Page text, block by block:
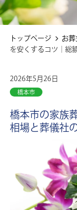
仏具を
資料
お別
資料
一日
通夜を
供養を
資料
家族
ご家族
トップページ お葬
を安くするコツ｜総
2026年5月26日
橋本市
橋本市の家族
相場と葬儀社